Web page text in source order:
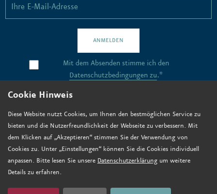
Cookie Hinweis
Diese Website nutzt Cookies, um Ihnen den bestmöglichen Service zu
bieten und die Nutzerfreundlichkeit der Webseite zu verbessern. Mit
dem Klicken auf „Akzeptieren“ stimmen Sie der Verwendung von
Cookies zu. Unter „Einstellungen“ können Sie die Cookies individuell
anpassen. Bitte lesen Sie unsere Datenschutzerklärung um weitere
Details zu erfahren.
ANMELDEN
Mit dem Absenden stimme ich den
Datenschutzbedingungen zu.*
Kontakt
Stellenangebote
Anfahrt
Jetzt spenden